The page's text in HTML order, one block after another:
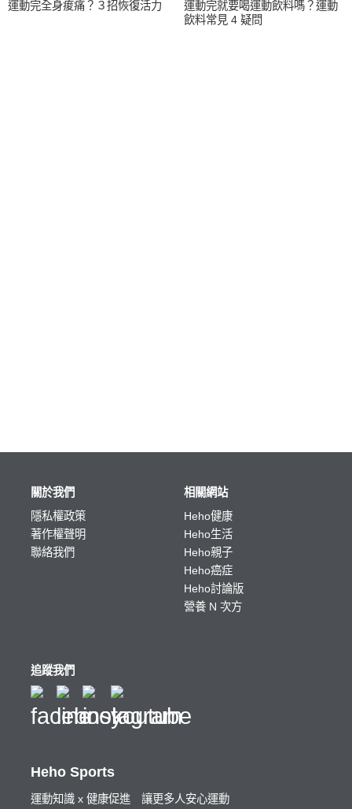
運動完全身痠痛？３招恢復活力
運動完就要喝運動飲料嗎？運動
飲料常見 4 疑問
Heho Sports
運動知識 x 健康促進 讓更多人安心運動
關於我們
隱私權政策
著作權聲明
聯絡我們
相關網站
Heho健康
Heho生活
Heho親子
Heho癌症
Heho討論版
營養 N 次方
追蹤我們